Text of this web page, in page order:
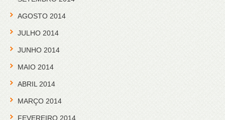
AGOSTO 2014
JULHO 2014
JUNHO 2014
MAIO 2014
ABRIL 2014
MARÇO 2014
FEVEREIRO 2014